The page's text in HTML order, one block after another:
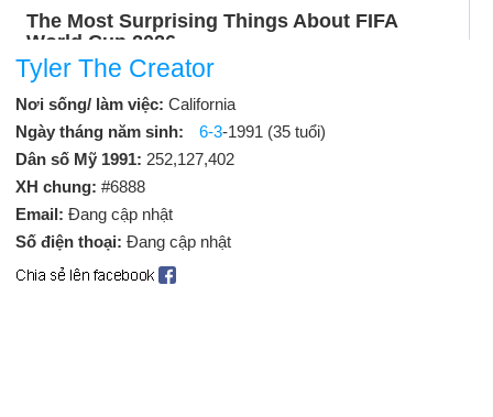
Tyler The Creator
Nơi sống/ làm việc: California
Ngày tháng năm sinh:
6-3-1991 (35 tuổi)
Dân số Mỹ 1991: 252,127,402
XH chung: #6888
Email: Đang cập nhật
Số điện thoại: Đang cập nhật